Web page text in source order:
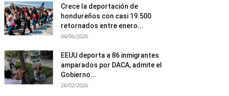
Crece la deportación de
hondureños con casi 19.500
retornados entre enero...
04/06/2026
EEUU deporta a 86 inmigrantes
amparados por DACA, admite el
Gobierno...
26/02/2026